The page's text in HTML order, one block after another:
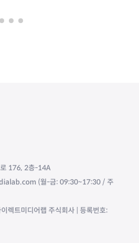
176, 2층-14A
(월-금: 09:30~17:30 / 주
렉트미디어랩 주식회사 | 등록번호: